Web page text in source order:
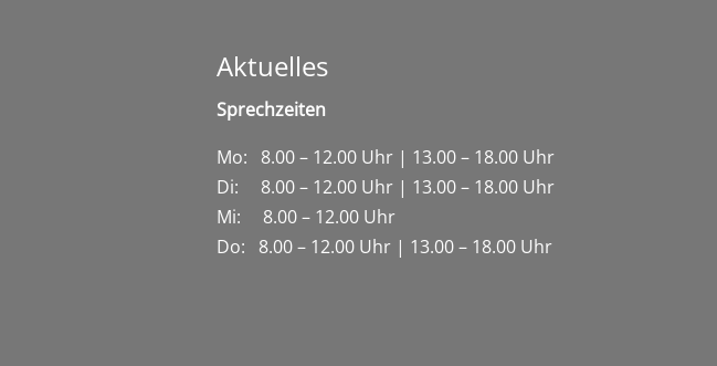
Aktuelles
Sprechzeiten
Mo: 8.00 – 12.00 Uhr | 13.00 – 18.00 Uhr
Di: 8.00 – 12.00 Uhr | 13.00 – 18.00 Uhr
Mi: 8.00 – 12.00 Uhr
Do: 8.00 – 12.00 Uhr | 13.00 – 18.00 Uhr